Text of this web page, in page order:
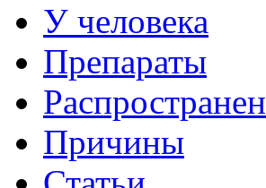
У человека
Препараты
Причины